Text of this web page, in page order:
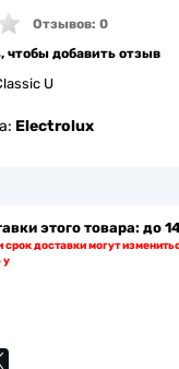
Отзывов: 0
чтобы добавить отзыв
U
Electrolux
этого товара: до
срок доставки могут
у